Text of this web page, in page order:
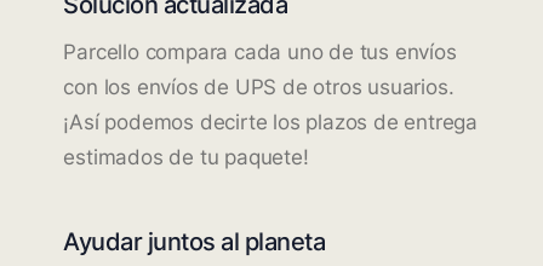
Parcello compara cada uno de tus envíos
con los envíos de UPS de otros usuarios.
¡Así podemos decirte los plazos de entrega
estimados de tu paquete!
Ayudar juntos al planeta